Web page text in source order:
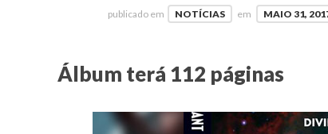
publicado em NOTÍCIAS em MAIO 31,
Álbum terá 112 páginas